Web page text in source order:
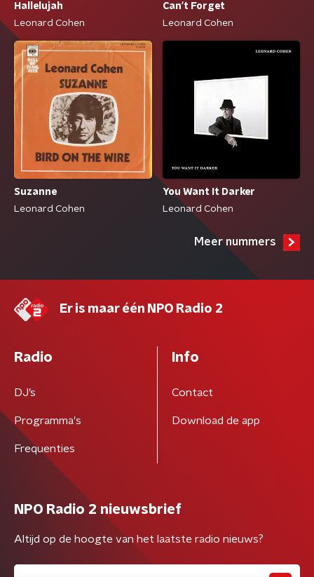
Hallelujah
Leonard Cohen
Can't Forget
Leonard Cohen
Suzanne
Leonard Cohen
You Want It Darker
Leonard Cohen
Meer nummers
Er is maar één NPO Radio 2
Radio
DJ’s
Programma's
Frequenties
Info
Contact
Download de app
NPO Radio 2 nieuwsbrief
Altijd op de hoogte van het laatste radio nieuws?